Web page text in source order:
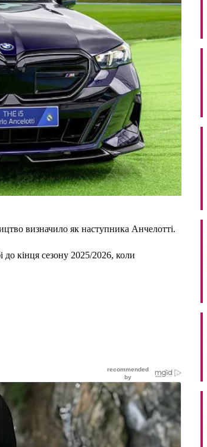
визначило як наступника Анчелотті.
до кінця сезону 2025/2026, коли